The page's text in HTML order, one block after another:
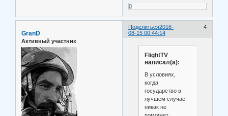
0
Поделиться 4
2016-
08-15 00:44:14
GranD
Активный участник
FlightTV
написал(а):
В условиях,
когда
государство в
лучшем случае
никак не